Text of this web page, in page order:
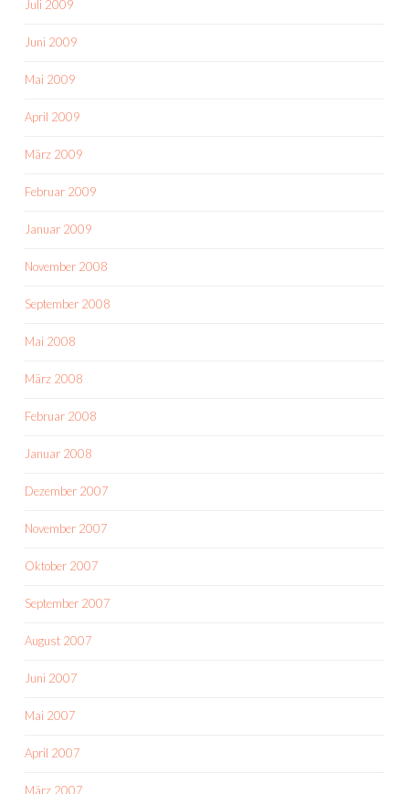
Juli 2009
Juni 2009
Mai 2009
April 2009
März 2009
Februar 2009
Januar 2009
November 2008
September 2008
Mai 2008
März 2008
Februar 2008
Januar 2008
Dezember 2007
November 2007
Oktober 2007
September 2007
August 2007
Juni 2007
Mai 2007
April 2007
März 2007